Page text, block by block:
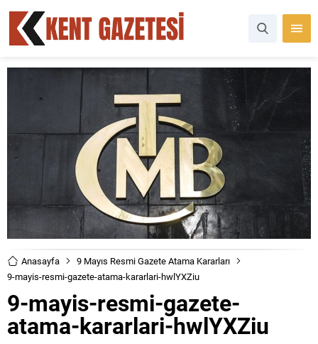
Anasayfa
9 Mayıs Resmi Gazete Atama Kararları
9-mayis-resmi-gazete-atama-kararlari-hwlYXZiu
9-mayis-resmi-gazete-
atama-kararlari-hwlYXZiu